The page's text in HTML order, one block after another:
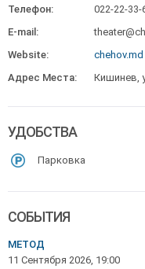
Телефон:
022-22-33-
E-mail:
Website:
chehov.md
Адрес Места:
Кишинев,
УДОБСТВА
Парковка
СОБЫТИЯ
МЕТОД
11 Сентября 2026, 19:00